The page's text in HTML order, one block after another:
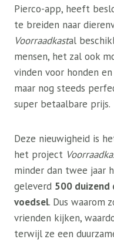
Pierco-app, heeft
te breiden naar
Voorraadkastal
mensen, het zal ook
vinden voor honden
maar nog steeds
super betaalbare prijs.
Deze nieuwigheid is
het project
minder dan twee jaar
geleverd 500 duizend
voedsel. Dus waarom
vrienden kijken,
terwijl ze een